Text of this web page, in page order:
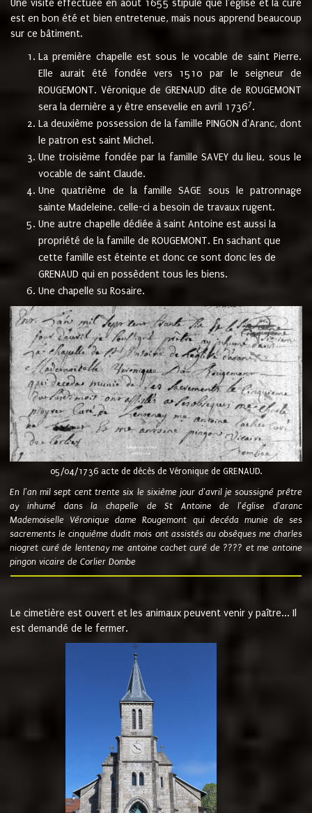
Une visite effectuée en août 1655 stipule que l'église et la cure
est en bon été et bien entretenue, mais nous apprend beaucoup
sur ce bâtiment.
La première chapelle est sous le vocable de saint Pierre.
Elle aurait été fondée vers 1510 par le seigneur de
ROUGEMONT. Véronique de GRENAUD dite de ROUGEMONT
sera la dernière a y être ensevelie en avril 17367.
La deuxième possession de la famille PINGON d'Aranc, dont
le patron est saint Michel.
Une troisième fondée par la famille SAVEY du lieu, sous le
vocable de saint Claude.
Une quatrième de la famille SAGE sous le patronnage
sainte Madeleine. celle-ci a besoin de travaux rugent.
Une autre chapelle dédiée à saint Antoine est aussi la
propriété de la famille de ROUGEMONT. En sachant que
cette famille est éteinte et donc ce sont donc les de
GRENAUD qui en possèdent tous les biens.
Une chapelle su Rosaire.
05/04/1736 acte de décès de Véronique de GRENAUD.
En l'an mil sept cent trente six le sixième jour d'avril je soussigné prêtre
ay inhumé dans la chapelle de St Antoine de l'église d'aranc
Mademoiselle Véronique dame Rougemont qui decéda munie de ses
sacrements le cinquième dudit mois ont assistés au obsèques me charles
niogret curé de lentenay me antoine cachet curé de ???? et me antoine
pingon vicaire de Corlier Dombe
Le cimetière est ouvert et les animaux peuvent venir y paître... Il
est demandé de le fermer.